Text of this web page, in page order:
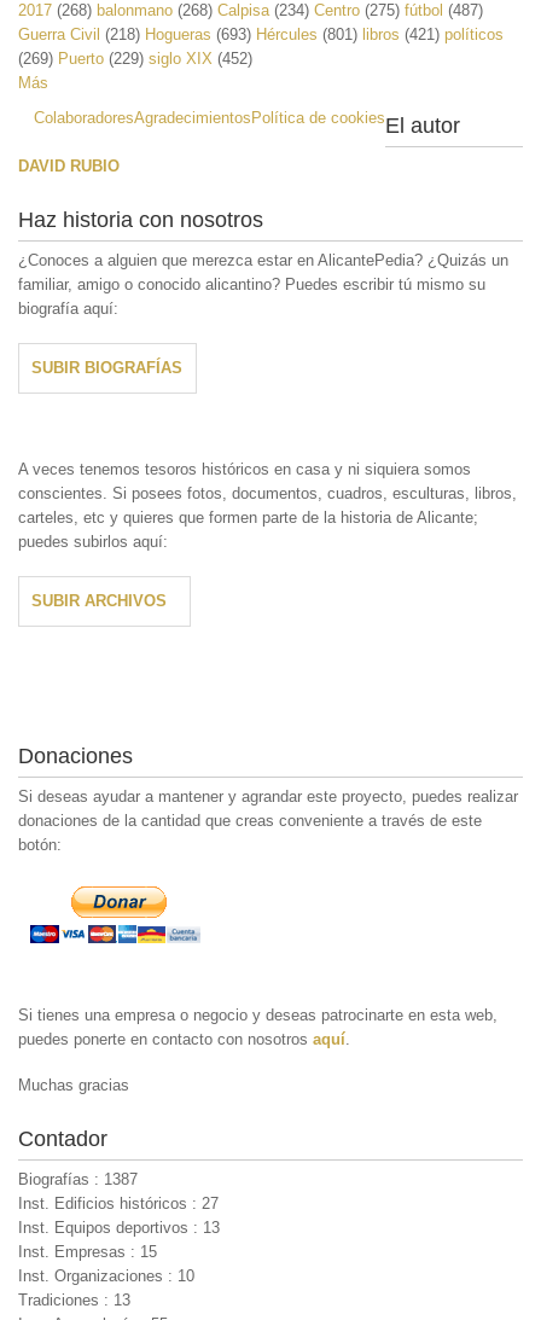
2017 (268) balonmano (268) Calpisa(234) Centro (275) fútbol (487)
Guerra Civil (218) Hogueras (693) Hércules (801) libros (421) políticos
(269) Puerto (229) siglo XIX (452)
Más
ColaboradoresAgradecimientosPolítica de cookiesEl autor
DAVID RUBIO
Haz historia con nosotros
¿Conoces a alguien que merezca estar en AlicantePedia? ¿Quizás un
familiar, amigo o conocido alicantino? Puedes escribir tú mismo su
biografía aquí:
SUBIR BIOGRAFÍAS
A veces tenemos tesoros históricos en casa y ni siquiera somos
conscientes. Si posees fotos, documentos, cuadros, esculturas, libros,
carteles, etc y quieres que formen parte de la historia de Alicante;
puedes subirlos aquí:
SUBIR ARCHIVOS
Donaciones
Si deseas ayudar a mantener y agrandar este proyecto, puedes realizar
donaciones de la cantidad que creas conveniente a través de este
botón:
Si tienes una empresa o negocio y deseas patrocinarte en esta web,
puedes ponerte en contacto con nosotros aquí
Muchas gracias
Contador
Biografías : 1387
Inst. Edificios históricos : 27
Inst. Equipos deportivos : 13
Inst. Empresas : 15
Inst. Organizaciones : 10
Tradiciones : 13